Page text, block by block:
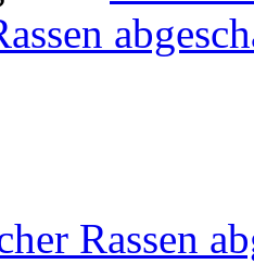
Rassen